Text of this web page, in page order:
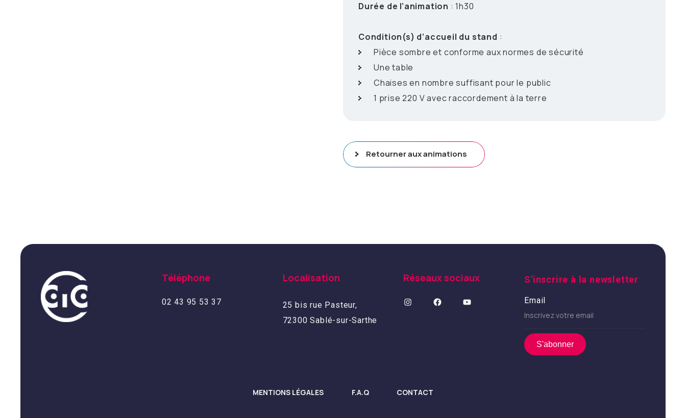
Durée de l’animation : 1h30
Condition(s) d’accueil du stand :
Pièce sombre et conforme aux normes de sécurité
Une table
Chaises en nombre suffisant pour le public
1 prise 220 V avec raccordement à la terre
Retourner aux animations
Téléphone
02 43 95 53 37
Localisation
25 bis rue Pasteur,
72300 Sablé-sur-Sarthe
Réseaux sociaux S'inscrire à la newsletter
Email
MENTIONS LÉGALES F.A.Q CONTACT